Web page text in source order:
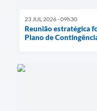
23 JUL 2026 - 09h30
Reunião estratégica
Plano de